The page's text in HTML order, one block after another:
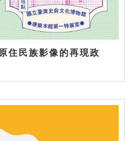
住民族影像的再現政